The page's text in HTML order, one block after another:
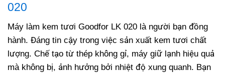
020
Máy làm kem tươi Goodfor LK 020 là người bạn đồng
hành. Đáng tin cậy trong việc sản xuất kem tươi chất
lượng. Chế tạo từ thép không gỉ, máy giữ lạnh hiệu quả
mà không bị, ảnh hưởng bởi nhiệt độ xung quanh. Bạn